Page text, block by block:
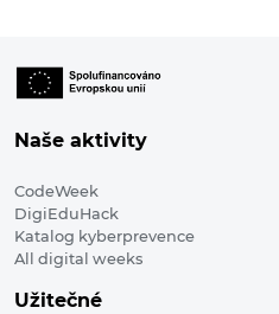
Naše aktivity
CodeWeek
DigiEduHack
Katalog kyberprevence
All digital weeks
Užitečné